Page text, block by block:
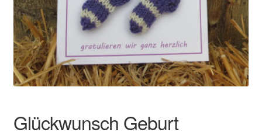
Kontakt
Glückwunsch Geburt